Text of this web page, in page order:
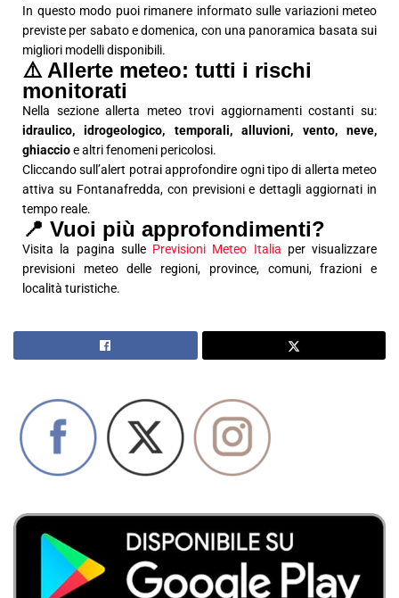
In questo modo puoi rimanere informato sulle variazioni meteo
previste per sabato e domenica, con una panoramica basata sui
migliori modelli disponibili.
⚠️ Allerte meteo: tutti i rischi
monitorati
Nella sezione allerta meteo trovi aggiornamenti costanti su:
idraulico, idrogeologico, temporali, alluvioni, vento, neve,
ghiaccioe altri fenomeni pericolosi.
Cliccando sull’alert potrai approfondire ogni tipo di allerta meteo
attiva su Fontanafredda, con previsioni e dettagli aggiornati in
tempo reale.
📍 Vuoi più approfondimenti?
Visita la pagina sulle Previsioni Meteo Italia per visualizzare
previsioni meteo delle regioni, province, comuni, frazioni e
località turistiche.